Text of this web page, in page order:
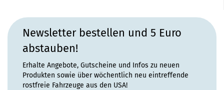
Newsletter bestellen und 5 Euro
abstauben!
Erhalte Angebote, Gutscheine und Infos zu neuen
Produkten sowie über wöchentlich neu eintreffende
rostfreie Fahrzeuge aus den USA!